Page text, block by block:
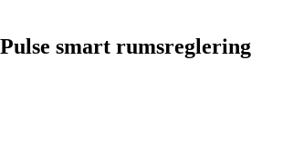
smart rumsreglering